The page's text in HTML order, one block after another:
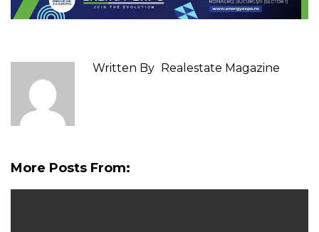
Written By Realestate Magazine
More Posts From: